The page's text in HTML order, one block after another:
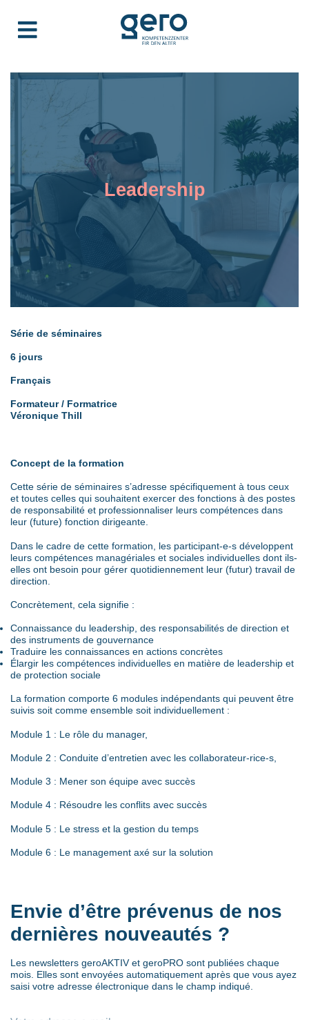
Leadership
Série de séminaires
6 jours
Français
Formateur / Formatrice
Véronique Thill
Concept de la formation
Cette série de séminaires s’adresse spécifiquement à tous ceux
et toutes celles qui souhaitent exercer des fonctions à des postes
de responsabilité et professionnaliser leurs compétences dans
leur (future) fonction dirigeante.
Dans le cadre de cette formation, les participant-e-s développent
leurs compétences managériales et sociales individuelles dont ils-
elles ont besoin pour gérer quotidiennement leur (futur) travail de
direction.
Concrètement, cela signifie :
Connaissance du leadership, des responsabilités de direction et
des instruments de gouvernance
Traduire les connaissances en actions concrètes
Élargir les compétences individuelles en matière de leadership et
de protection sociale
La formation comporte 6 modules indépendants qui peuvent être
suivis soit comme ensemble soit individuellement :
Module 1 : Le rôle du manager,
Module 2 : Conduite d’entretien avec les collaborateur-rice-s,
Module 3 : Mener son équipe avec succès
Module 4 : Résoudre les conflits avec succès
Module 5 : Le stress et la gestion du temps
Module 6 : Le management axé sur la solution
Envie d’être prévenus de nos
dernières nouveautés ?
Les newsletters geroAKTIV et geroPRO sont publiées chaque
mois. Elles sont envoyées automatiquement après que vous ayez
saisi votre adresse électronique dans le champ indiqué.